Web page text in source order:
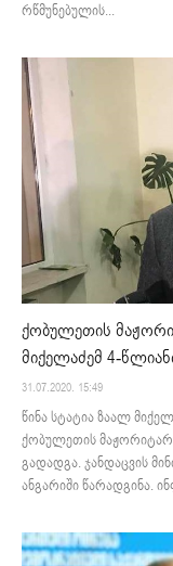
რწმუნებულის...
ქობულეთის
მიქელაძემ 4-
31.07.2020. 15:49
წინა სტატია ზაალ
ქობულეთის
გადადგა. ჯანდაცვის
ანგარიში წარადგინა.